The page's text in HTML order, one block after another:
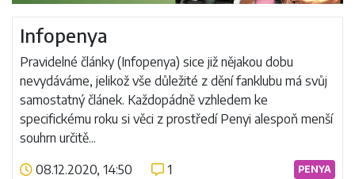
Infopenya
Pravidelné články (Infopenya) sice již nějakou dobu
nevydáváme, jelikož vše důležité z dění fanklubu má svůj
samostatný článek. Každopádně vzhledem ke
specifickému roku si věci z prostředí Penyi alespoň menší
souhrn určitě...
08.12.2020, 14:50
1 PENYA